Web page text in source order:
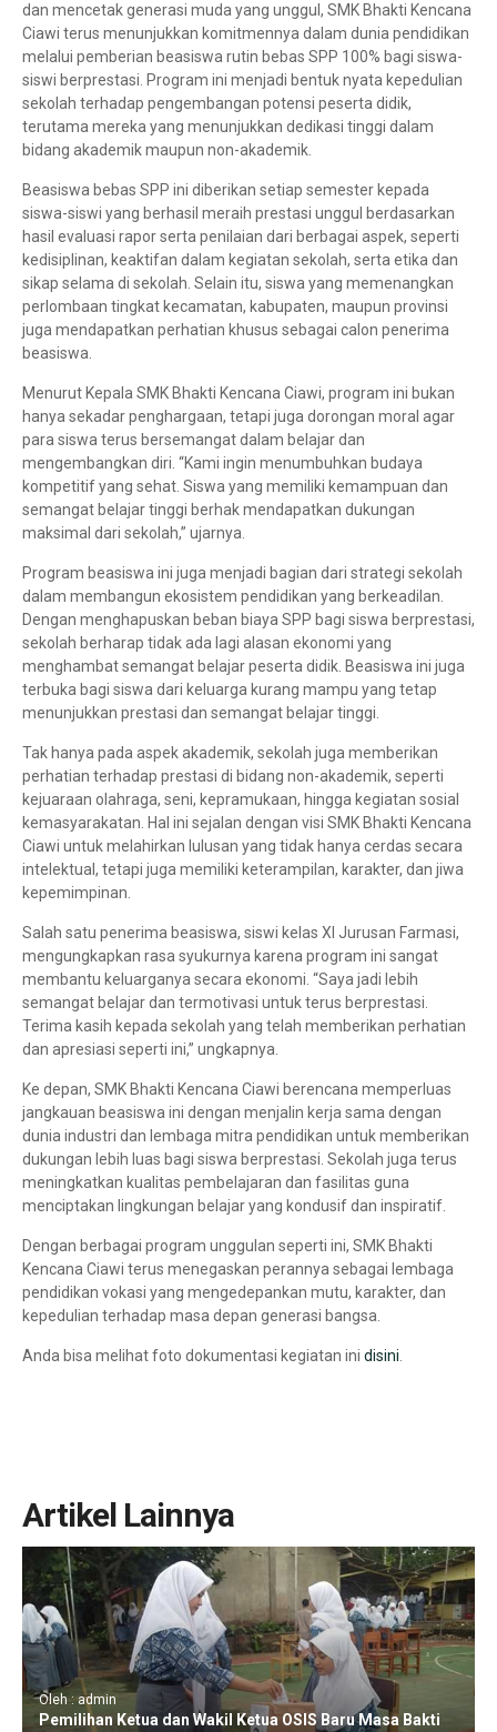
dan mencetak generasi muda yang unggul, SMK Bhakti Kencana
Ciawi terus menunjukkan komitmennya dalam dunia pendidikan
melalui pemberian beasiswa rutin bebas SPP 100% bagi siswa-
siswi berprestasi. Program ini menjadi bentuk nyata kepedulian
sekolah terhadap pengembangan potensi peserta didik,
terutama mereka yang menunjukkan dedikasi tinggi dalam
bidang akademik maupun non-akademik.
Beasiswa bebas SPP ini diberikan setiap semester kepada
siswa-siswi yang berhasil meraih prestasi unggul berdasarkan
hasil evaluasi rapor serta penilaian dari berbagai aspek, seperti
kedisiplinan, keaktifan dalam kegiatan sekolah, serta etika dan
sikap selama di sekolah. Selain itu, siswa yang memenangkan
perlombaan tingkat kecamatan, kabupaten, maupun provinsi
juga mendapatkan perhatian khusus sebagai calon penerima
beasiswa.
Menurut Kepala SMK Bhakti Kencana Ciawi, program ini bukan
hanya sekadar penghargaan, tetapi juga dorongan moral agar
para siswa terus bersemangat dalam belajar dan
mengembangkan diri. “Kami ingin menumbuhkan budaya
kompetitif yang sehat. Siswa yang memiliki kemampuan dan
semangat belajar tinggi berhak mendapatkan dukungan
maksimal dari sekolah,” ujarnya.
Program beasiswa ini juga menjadi bagian dari strategi sekolah
dalam membangun ekosistem pendidikan yang berkeadilan.
Dengan menghapuskan beban biaya SPP bagi siswa berprestasi,
sekolah berharap tidak ada lagi alasan ekonomi yang
menghambat semangat belajar peserta didik. Beasiswa ini juga
terbuka bagi siswa dari keluarga kurang mampu yang tetap
menunjukkan prestasi dan semangat belajar tinggi.
Tak hanya pada aspek akademik, sekolah juga memberikan
perhatian terhadap prestasi di bidang non-akademik, seperti
kejuaraan olahraga, seni, kepramukaan, hingga kegiatan sosial
kemasyarakatan. Hal ini sejalan dengan visi SMK Bhakti Kencana
Ciawi untuk melahirkan lulusan yang tidak hanya cerdas secara
intelektual, tetapi juga memiliki keterampilan, karakter, dan jiwa
kepemimpinan.
Salah satu penerima beasiswa, siswi kelas XI Jurusan Farmasi,
mengungkapkan rasa syukurnya karena program ini sangat
membantu keluarganya secara ekonomi. “Saya jadi lebih
semangat belajar dan termotivasi untuk terus berprestasi.
Terima kasih kepada sekolah yang telah memberikan perhatian
dan apresiasi seperti ini,” ungkapnya.
Ke depan, SMK Bhakti Kencana Ciawi berencana memperluas
jangkauan beasiswa ini dengan menjalin kerja sama dengan
dunia industri dan lembaga mitra pendidikan untuk memberikan
dukungan lebih luas bagi siswa berprestasi. Sekolah juga terus
meningkatkan kualitas pembelajaran dan fasilitas guna
menciptakan lingkungan belajar yang kondusif dan inspiratif.
Dengan berbagai program unggulan seperti ini, SMK Bhakti
Kencana Ciawi terus menegaskan perannya sebagai lembaga
pendidikan vokasi yang mengedepankan mutu, karakter, dan
kepedulian terhadap masa depan generasi bangsa.
Anda bisa melihat foto dokumentasi kegiatan ini disini.
Artikel Lainnya
Oleh : admin
Pemilihan Ketua dan Wakil Ketua OSIS Baru Masa Bakti